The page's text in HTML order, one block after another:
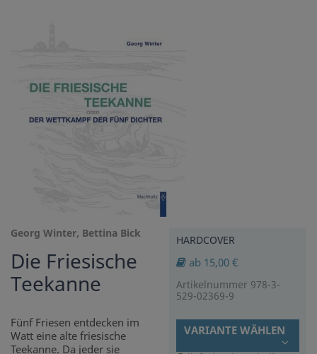
Georg Winter, Bettina Bick
Die Friesische
Teekanne
Fünf Friesen entdecken im
Watt eine alte friesische
Teekanne. Da jeder sie
HARDCOVER
ab 15,00 €
Artikelnummer 978-3-
529-02369-9
VARIANTE WÄHLEN